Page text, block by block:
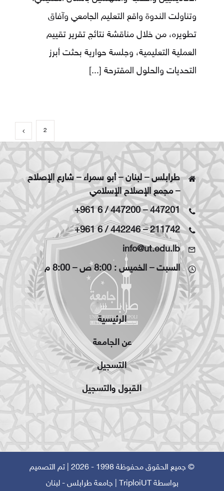
وتناولت الندوة واقع التعليم الجامعي وآفاق
تطويره، من خلال مناقشة نتائج تقرير تقييم
العملية التعليمية، وجلسة حوارية بحثت أبرز
التحديات والحلول المقترحة [...]
2
طرابلس – لبنان – أبو سمراء – شارع الإصلاح
– مجمع الإصلاح الإسلامي
+961 6 / 447200–447201
+961 6 / 442246–211742
info@ut.edu.lb
السبت – الخميس : 8:00 ص – 8:00 م
الرئيسية
عن الجامعة
التسجيل
القبول والتسجيل
© جميع الحقوق محفوظة 1998 - 2026 | تم التصميم
بواسطةTriploiUT | جامعة طرابلس - لبنان